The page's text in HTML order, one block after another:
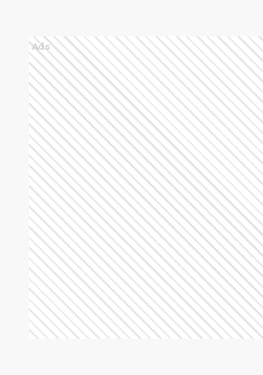
Ads